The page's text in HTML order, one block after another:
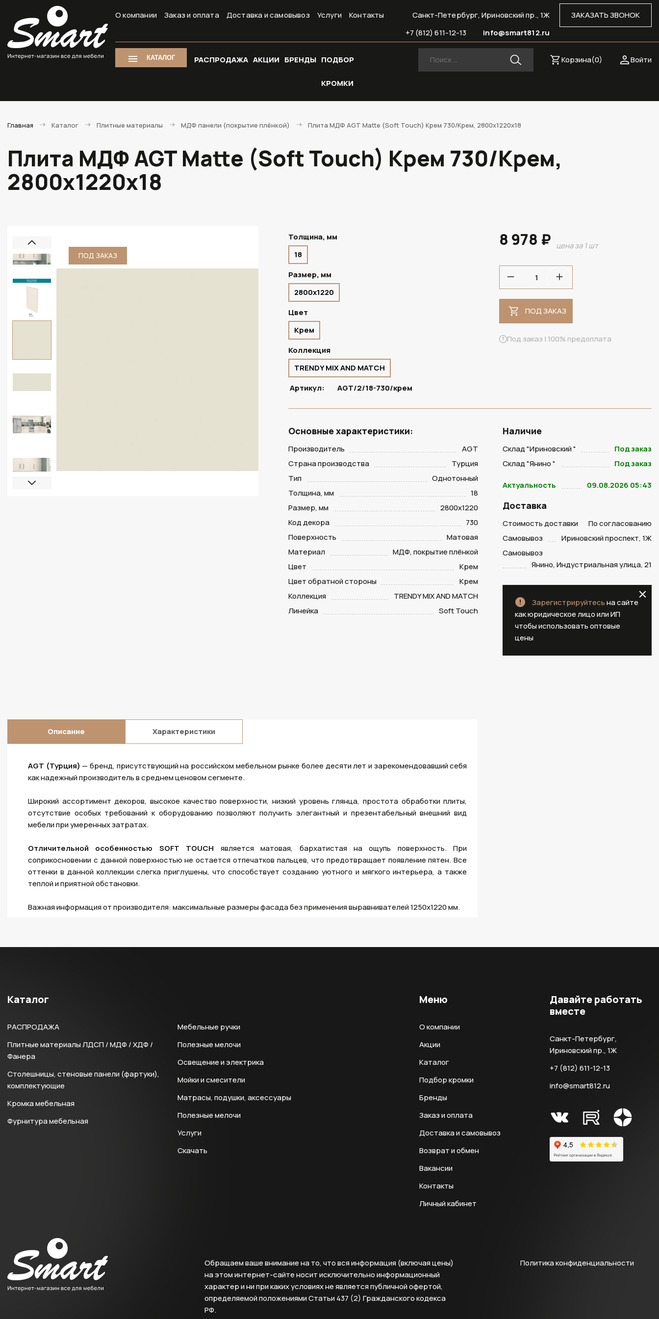
О компании Заказ и оплата Доставка и самовывоз Услуги Контакты ЗАКАЗАТЬ ЗВОНОК
Санкт-Петербург, Ириновский пр., 1Ж
info@smart812.ru
+7 (812) 611-12-13
КАТАЛОГ РАСПРОДАЖА АКЦИИ БРЕНДЫ ПОДБОР
КРОМКИ
Войти
Корзина(0)
Главная Каталог Плитные материалы МДФ панели (покрытие плёнкой) Плита МДФ AGT Matte (Soft Touch) Крем 730/Крем, 2800х1220х18
Плита МДФ AGT Matte (Soft Touch) Крем 730/Крем,
2800х1220х18
ПОД ЗАКАЗ ПОД ЗАКАЗ
Толщина, мм
18
Размер, мм
2800х1220
Цвет
Крем
Коллекция
TRENDY MIX AND MATCH
Артикул:
AGT/2/18-730/крем
8 978 ₽ цена за 1 шт
ПОД ЗАКАЗ
Под заказ | 100% предоплата
Основные характеристики:
Производитель
AGT
Страна производства
Турция
Тип
Однотонный
Толщина, мм
18
Размер, мм
2800х1220
Код декора
730
Поверхность
Матовая
Материал
МДФ, покрытие плёнкой
Цвет
Крем
Цвет обратной стороны
Крем
Коллекция
TRENDY MIX AND MATCH
Линейка
Soft Touch
Наличие
Склад "Ириновский "
Под заказ
Склад "Янино "
Под заказ
Актуальность 09.08.2026 05:43
Доставка
Стоимость доставки
По согласованию
Самовывоз
Ириновский проспект, 1Ж
Самовывоз
Янино, Индустриальная улица, 21
Зарегистрируйтесьна сайте
как юридическое лицо или ИП
чтобы использовать оптовые
цены
Описание Характеристики
AGT (Турция) — бренд, присутствующий на российском мебельном рынке более десяти лет и зарекомендовавший себя
как надежный производитель в среднем ценовом сегменте.
Широкий ассортимент декоров, высокое качество поверхности, низкий уровень глянца, простота обработки плиты,
отсутствие особых требований к оборудованию позволяют получить элегантный и презентабельный внешний вид
мебели при умеренных затратах.
Отличительной особенностью SOFT TOUCH является матовая, бархатистая на ощупь поверхность. При
соприкосновении с данной поверхностью не остается отпечатков пальцев, что предотвращает появление пятен. Все
оттенки в данной коллекции слегка приглушены, что способствует созданию уютного и мягкого интерьера, а также
теплой и приятной обстановки.
Важная информация от производителя: максимальные размеры фасада без применения выравнивателей 1250х1220 мм.
Каталог
РАСПРОДАЖА
Плитные материалы ЛДСП / МДФ / ХДФ /
Фанера
Столешницы, стеновые панели (фартуки),
комплектующие
Кромка мебельная
Фурнитура мебельная
Мебельные ручки
Полезные мелочи
Освещение и электрика
Мойки и смесители
Матрасы, подушки, аксессуары
Полезные мелочи
Услуги
Скачать
Меню
О компании
Акции
Каталог
Подбор кромки
Бренды
Заказ и оплата
Доставка и самовывоз
Возврат и обмен
Вакансии
Контакты
Личный кабинет
Давайте работать
вместе
Санкт-Петербург,
Ириновский пр., 1Ж
+7 (812) 611-12-13
info@smart812.ru
Политика конфиденциальности
Обращаем ваше внимание на то, что вся информация (включая цены)
на этом интернет-сайте носит исключительно информационный
характер и ни при каких условиях не является публичной офертой,
определяемой положениями Статьи 437 (2) Гражданского кодекса
РФ.